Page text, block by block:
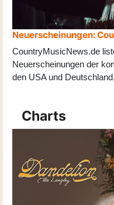
Neuerscheinungen:
CountryMusicNews.de
Neuerscheinungen der
den USA und
Charts